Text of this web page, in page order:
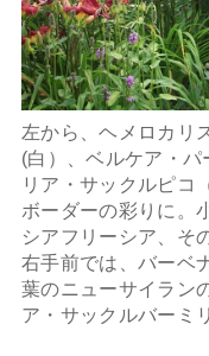
左から、ヘメロカリ
(白）、ベルケア・
リア・サックルピコ
ボーダーの彩りに。
シアフリーシア、そ
右手前では、バーベ
葉のニューサイラン
ア・サックルバーミ